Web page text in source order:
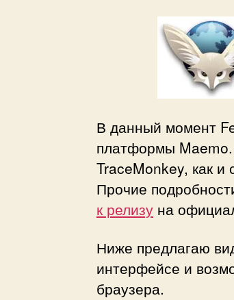
В данный момент
платформы Maemo.
TraceMonkey, как
Прочие
к релизу на
Ниже предлагаю
интерфейсе и
браузера.